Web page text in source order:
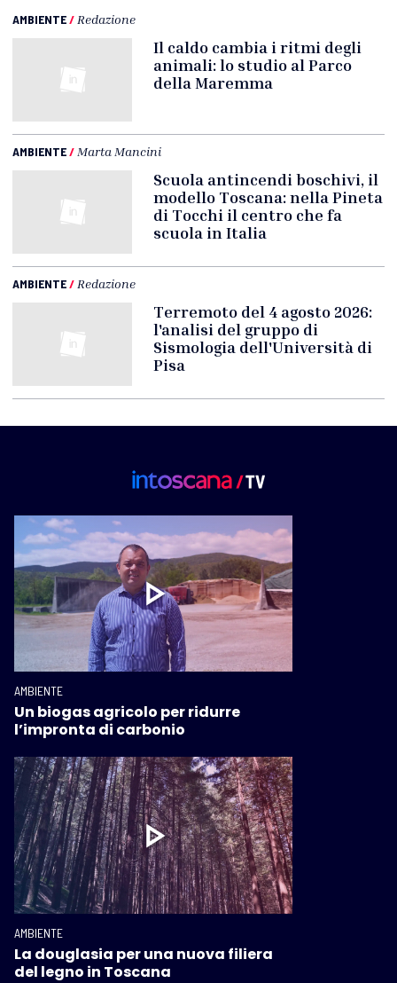
AMBIENTE/ Redazione
Il caldo cambia i ritmi degli
animali: lo studio al Parco
della Maremma
AMBIENTE/ Marta Mancini
Scuola antincendi boschivi, il
modello Toscana: nella Pineta
di Tocchi il centro che fa
scuola in Italia
AMBIENTE/ Redazione
Terremoto del 4 agosto 2026:
l'analisi del gruppo di
Sismologia dell'Università di
Pisa
AMBIENTE
Un biogas agricolo per ridurre
l’impronta di carbonio
AMBIENTE
La douglasia per una nuova filiera
del legno in Toscana